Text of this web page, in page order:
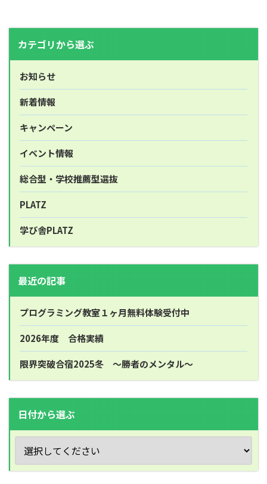
カテゴリから選ぶ
お知らせ
新着情報
キャンペーン
イベント情報
総合型・学校推薦型選抜
PLATZ
学び舎PLATZ
最近の記事
プログラミング教室１ヶ月無料体験受付中
2026年度 合格実績
限界突破合宿2025冬 ～勝者のメンタル～
日付から選ぶ